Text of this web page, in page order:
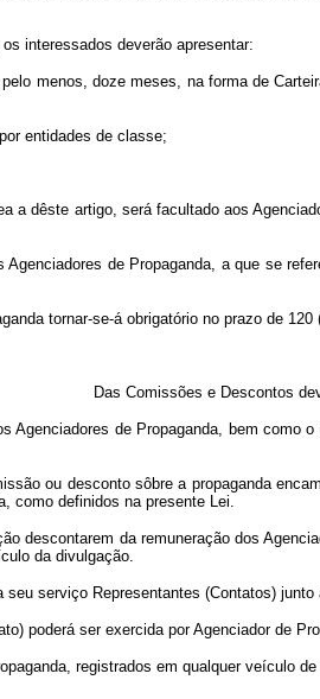
interessados deverão apresentar:
menos, doze meses, na forma de
entidades de classe;
a dêste artigo, será facultado aos
de Propaganda, a que se
tornar-se-á obrigatório no prazo de
Das Comissões e Descontos
Agenciadores de Propaganda, bem
ou desconto sôbre a propaganda
como definidos na presente Lei.
descontarem da remuneração dos
da divulgação.
serviço Representantes (Contatos)
poderá ser exercida por Agenciador de
registrados em qualquer veículo